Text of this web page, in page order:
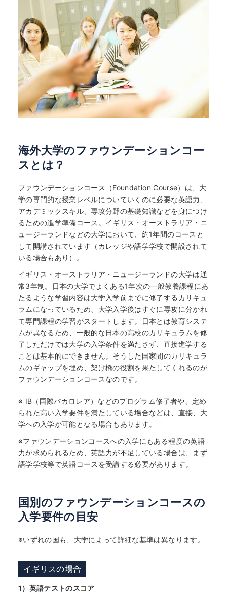
海外大学のファウンデーションコー
スとは？
ファウンデーションコース（Foundation Course）は、大
学の専門的な授業レベルについていくのに必要な英語力、
アカデミックスキル、専攻分野の基礎知識などを身につけ
るための進学準備コース。イギリス・オーストラリア・ニ
ュージーランドなどの大学において、約1年間のコースと
して開講されています（カレッジや語学学校で開設されて
いる場合もあり）。
イギリス・オーストラリア・ニュージーランドの大学は通
常3年制。日本の大学でよくある1年次の一般教養課程にあ
たるような学習内容は大学入学前までに修了するカリキュ
ラムになっているため、大学入学後はすぐに専攻に分かれ
て専門課程の学習がスタートします。日本とは教育システ
ムが異なるため、一般的な日本の高校のカリキュラムを修
了しただけでは大学の入学条件を満たさず、直接進学する
ことは基本的にできません。そうした国家間のカリキュラ
ムのギャップを埋め、架け橋の役割を果たしてくれるのが
ファウンデーションコースなのです。
※ IB（国際バカロレア）などのプログラム修了者や、定め
られた高い入学要件を満たしている場合などは、直接、大
学への入学が可能となる場合もあります。
※ファウンデーションコースへの入学にもある程度の英語
力が求められるため、英語力が不足している場合は、まず
語学学校等で英語コースを受講する必要があります。
国別のファウンデーションコースの
入学要件の目安
※いずれの国も、大学によって詳細な基準は異なります。
イギリスの場合
1）英語テストのスコア